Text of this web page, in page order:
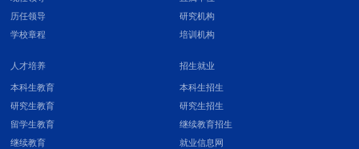
历任领导
学校章程
研究机构
培训机构
人才培养
本科生教育
研究生教育
留学生教育
继续教育
招生就业
本科生招生
研究生招生
继续教育招生
就业信息网